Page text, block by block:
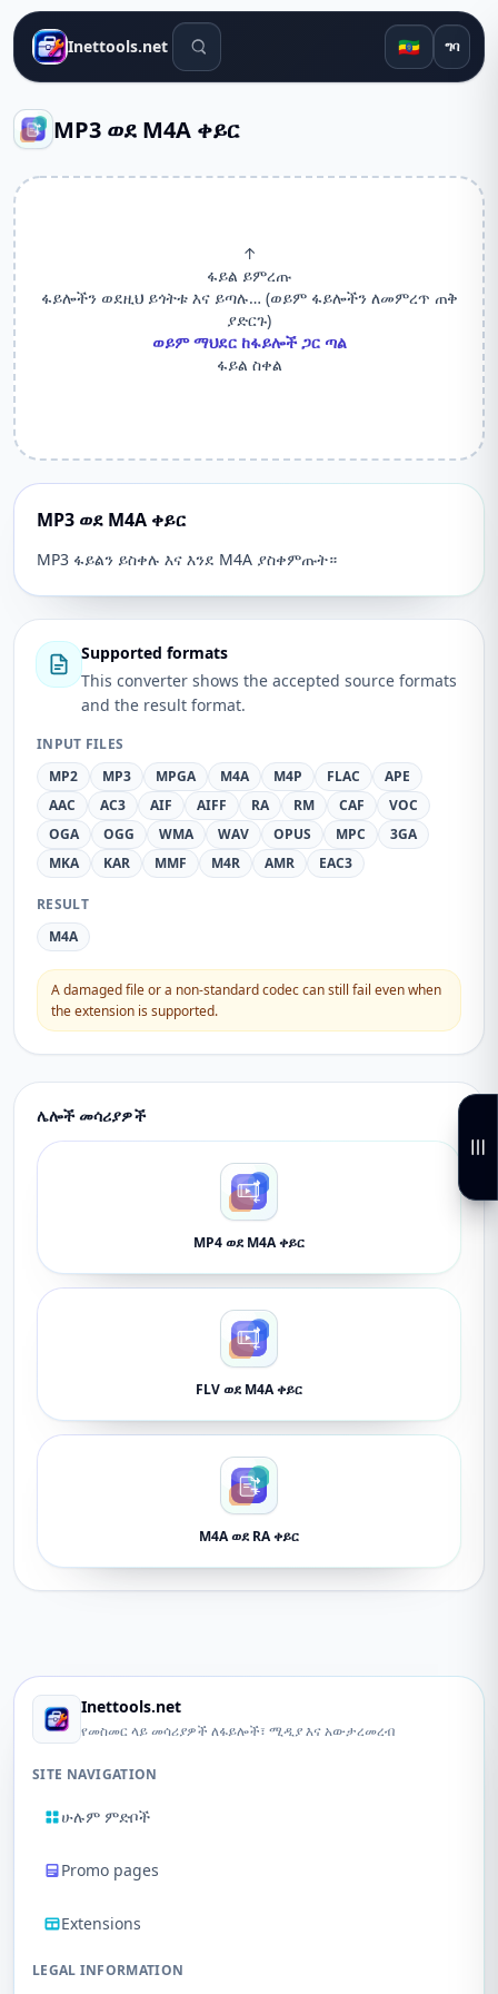
Inettools.net የፍለጋ መሳሪያዎች 🇪🇹 ግባ
MP3 ወደ M4A ቀይር
↑
ፋይል ይምረጡ
ፋይሎችን ወደዚህ ይጎትቱ እና ይጣሉ… (ወይም ፋይሎችን ለመምረጥ ጠቅ
ያድርጉ)
ወይም ማህደር ከፋይሎች ጋር ጣል
ፋይል ስቀል
MP3 ወደ M4A ቀይር
MP3 ፋይልን ይስቀሉ እና እንደ M4A ያስቀምጡት።
Supported formats
This converter shows the accepted source formats
and the result format.
INPUT FILES
MP2
MP3 MPGA M4A M4P FLAC
APE
AAC
AC3 AIF AIFF RA RM CAF
VOC
OGA
OGG WMA WAV OPUS MPC
3GA
MKA
KAR MMF M4R AMR EAC3
RESULT
M4A
A damaged file or a non-standard codec can still fail even when
the extension is supported.
ሌሎች መሳሪያዎች
MP4 ወደ M4A ቀይር
FLV ወደ M4A ቀይር
M4A ወደ RA ቀይር
Inettools.net
የመስመር ላይ መሳሪያዎች ለፋይሎች፣ ሚዲያ እና አውታረመረብ
SITE NAVIGATION
ሁሉም ምድቦች
Promo pages
Extensions
LEGAL INFORMATION